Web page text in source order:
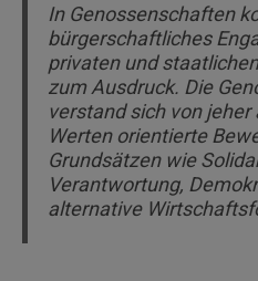
In Genossenschaften
bürgerschaftliches
privaten und
zum Ausdruck. Die
verstand sich von
Werten orientierte
Grundsätzen wie
Verantwortung,
alternative